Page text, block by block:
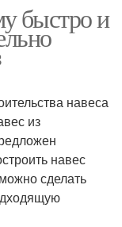
быстро и
навеса
из
навес
сделать